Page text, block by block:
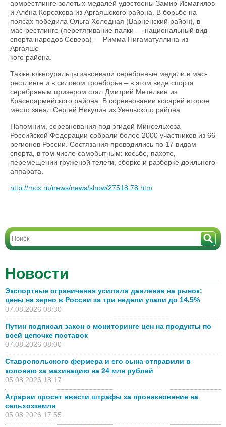
армрестлинге золотых медалей удостоены Замир Исмагилов
и Алёна Корсакова из Аргаяшского района. В борьбе на
поясах победила Ольга Холодная (Варненский район), в
мас-рестлинге (перетягивание палки — национальный вид
спорта народов Севера) — Римма Нигаматуллина из
Аргаяшс
кого района.
Также южноуральцы завоевали серебряные медали в мас-
рестлинге и в силовом троеборье – в этом виде спорта
серебряным призером стал Дмитрий Метёлкин из
Красноармейского района. В соревновании косарей второе
место занял Сергей Никулин из Увельского района.
Напомним, соревнования под эгидой Минсельхоза
Российской Федерации собрали более 2000 участников из 66
регионов России. Состязания проводились по 17 видам
спорта, в том числе самобытным: косьбе, пахоте,
перемещении груженой телеги, сборке и разборке доильного
аппарата.
http://mcx.ru/news/news/show/27518.78.htm
Новости
Экспортные ограничения усилили давление на рынок:
цены на зерно в России за три недели упали до 14,5%
07.08.2026 08:30
Путин подписал закон о мониторинге цен на продукты по
всей цепочке поставок
07.08.2026 08:00
Ставропольского фермера и его сына отправили в
колонию за махинацию на 24 млн рублей
05.08.2026 18:17
Аграрии просят ввести штрафы за проникновение на
сельхозземли
05.08.2026 17:55